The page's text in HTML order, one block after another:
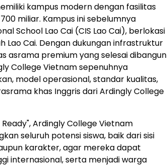
kampus modern dengan fasilitas
miliar. Kampus ini sebelumnya
School Lao Cai (CIS Lao Cai), berlokasi
Lao Cai. Dengan dukungan infrastruktur
asrama premium yang selesai dibangun
College Vietnam sepenuhnya
model operasional, standar kualitas,
khas Inggris dari Ardingly College
Ardingly College Vietnam
seluruh potensi siswa, baik dari sisi
karakter, agar mereka dapat
internasional, serta menjadi warga